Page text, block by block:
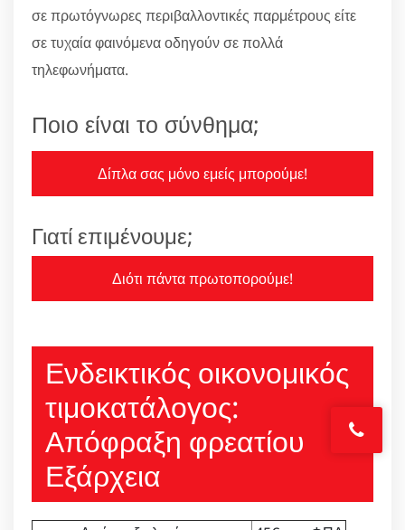
σε πρωτόγνωρες περιβαλλοντικές παρμέτρους είτε
σε τυχαία φαινόμενα οδηγούν σε πολλά
τηλεφωνήματα.
Ποιο είναι το σύνθημα;
Δίπλα σας μόνο εμείς μπορούμε!
Γιατί επιμένουμε;
Διότι πάντα πρωτοπορούμε!
Ενδεικτικός οικονομικός
τιμοκατάλογος:
Απόφραξη φρεατίου
Εξάρχεια